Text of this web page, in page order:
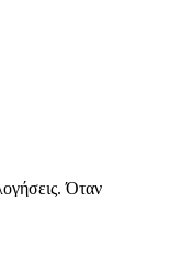
μας
IP σας,
για να αποθηκεύουμε
και περιεχομένου, τις
προϊόντων. Επίσης,
δικτύωσης,
Όταν